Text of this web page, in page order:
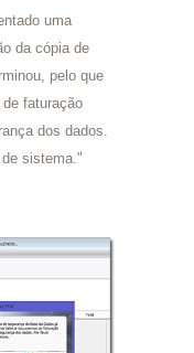
uma
da cópia de
pelo que
faturação
dos dados.
sistema."